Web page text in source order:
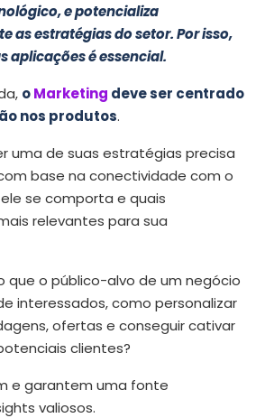
e potencializa
as estratégias do setor. Por isso,
aplicações é essencial.
oMarketing deve ser centrado
nos produtos.
uma de suas estratégias precisa
base na conectividade com o
se comporta e quais
relevantes para sua
que o público-alvo de um negócio
interessados, como personalizar
ofertas e conseguir cativar
clientes?
e garantem uma fonte
valiosos.